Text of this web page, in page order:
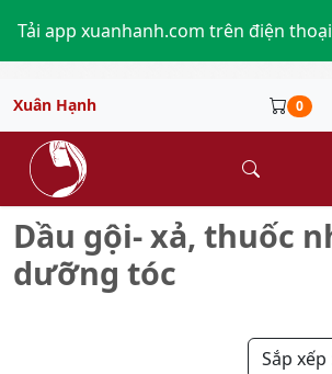
Tải app xuanhanh.com trên điện thoại
Xuân Hạnh 0
Dầu gội- xả, thuốc
dưỡng tóc
Sắp xếp